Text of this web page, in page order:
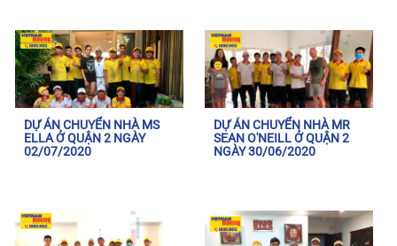
DỰ ÁN CHUYỂN NHÀ MS
ELLA Ở QUẬN 2 NGÀY
02/07/2020
DỰ ÁN CHUYỂN NHÀ MR
SEAN O'NEILL Ở QUẬN 2
NGÀY 30/06/2020